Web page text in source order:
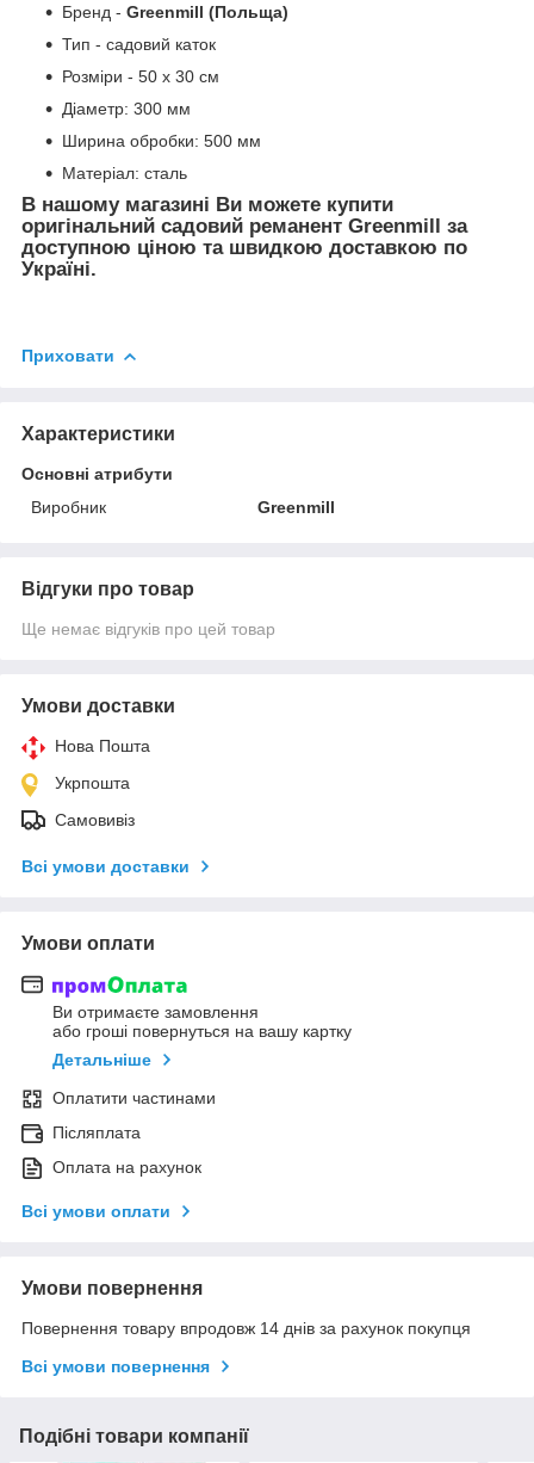
Бренд - Greenmill (Польща)
Тип - садовий каток
Розміри - 50 х 30 см
Діаметр: 300 мм
Ширина обробки: 500 мм
Матеріал: сталь
В нашому магазині Ви можете купити
оригінальний садовий реманент Greenmill за
доступною ціною та швидкою доставкою по
Україні.
Приховати
Характеристики
Основні атрибути
Виробник
Greenmill
Відгуки про товар
Ще немає відгуків про цей товар
Умови доставки
Нова Пошта
Укрпошта
Самовивіз
Всі умови доставки
Умови оплати
Ви отримаєте замовлення
або гроші повернуться на вашу картку
Детальніше
Оплатити частинами
Післяплата
Оплата на рахунок
Всі умови оплати
Умови повернення
Повернення товару впродовж 14 днів за рахунок покупця
Всі умови повернення
Подібні товари компанії